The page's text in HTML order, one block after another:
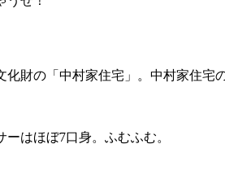
財の「中村家住宅」。中村家住宅
はほぼ7口身。ふむふむ。